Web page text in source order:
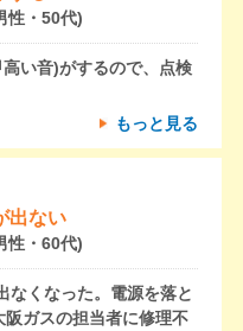
性・50代)
い音)がするので、点検
もっと見る
出ない
性・60代)
なくなった。電源を落と
阪ガスの担当者に修理不